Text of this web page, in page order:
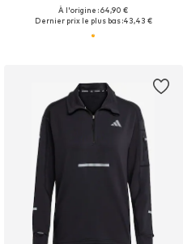
À l'origine : 64,90 €
Dernier prix le plus bas :43,43 €